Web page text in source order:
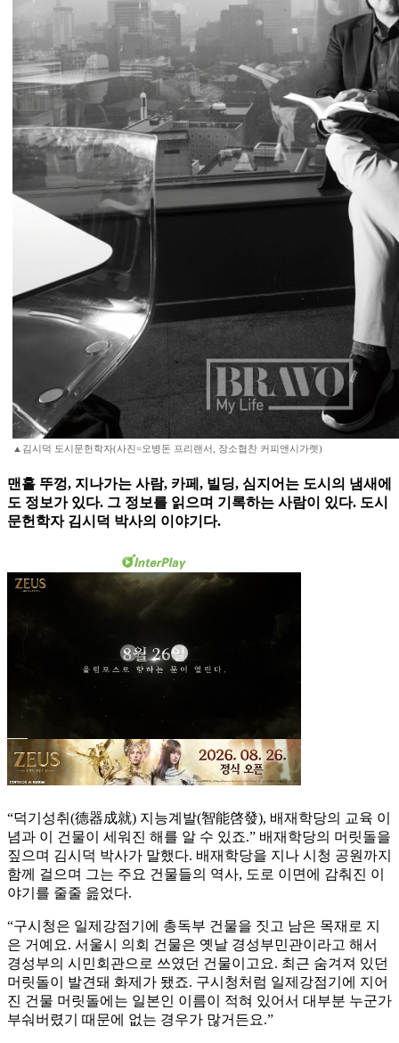
▲김시덕 도시문헌학자(사진=오병돈 프리랜서, 장소협찬 커피앤시가렛)
맨홀 뚜껑, 지나가는 사람, 카페, 빌딩, 심지어는 도시의 냄새에
도 정보가 있다. 그 정보를 읽으며 기록하는 사람이 있다. 도시
문헌학자 김시덕 박사의 이야기다.
“덕기성취(德器成就) 지능계발(智能啓發), 배재학당의 교육 이
념과 이 건물이 세워진 해를 알 수 있죠.” 배재학당의 머릿돌을
짚으며 김시덕 박사가 말했다. 배재학당을 지나 시청 공원까지
함께 걸으며 그는 주요 건물들의 역사, 도로 이면에 감춰진 이
야기를 줄줄 읊었다.
“구시청은 일제강점기에 총독부 건물을 짓고 남은 목재로 지
은 거예요. 서울시 의회 건물은 옛날 경성부민관이라고 해서
경성부의 시민회관으로 쓰였던 건물이고요. 최근 숨겨져 있던
머릿돌이 발견돼 화제가 됐죠. 구시청처럼 일제강점기에 지어
진 건물 머릿돌에는 일본인 이름이 적혀 있어서 대부분 누군가
부숴버렸기 때문에 없는 경우가 많거든요.”